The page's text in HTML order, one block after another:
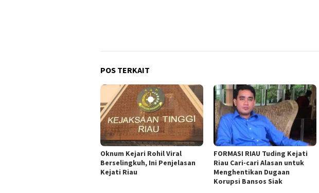
POS TERKAIT
Oknum Kejari Rohil Viral
Berselingkuh, Ini Penjelasan
Kejati Riau
FORMASI RIAU Tuding Kejati
Riau Cari-cari Alasan untuk
Menghentikan Dugaan
Korupsi Bansos Siak